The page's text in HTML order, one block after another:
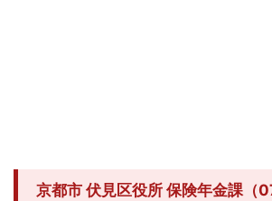
京都市 伏見区役所 保険年金課（